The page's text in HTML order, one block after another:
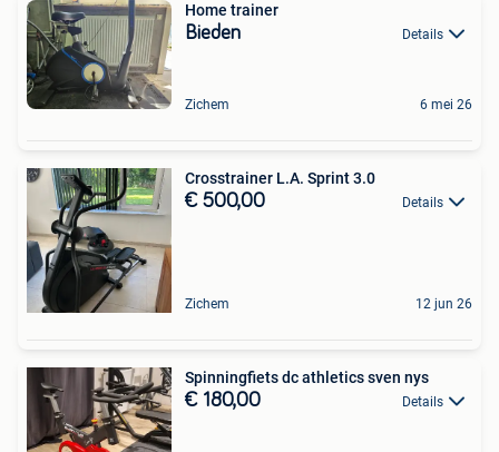
Home trainer
Bieden Details
Zichem 6 mei 26
Crosstrainer L.A. Sprint 3.0
€ 500,00 Details
Zichem 12 jun 26
Spinningfiets dc athletics sven nys
€ 180,00 Details